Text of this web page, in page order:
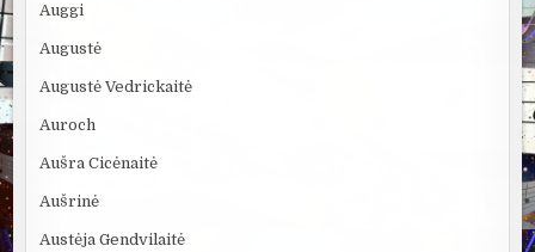
Auggi
Augustė
Augustė Vedrickaitė
Auroch
Aušra Cicėnaitė
Aušrinė
Austėja Gendvilaitė